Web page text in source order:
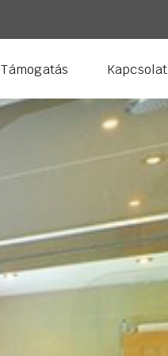
Támogatás Kapcsolat